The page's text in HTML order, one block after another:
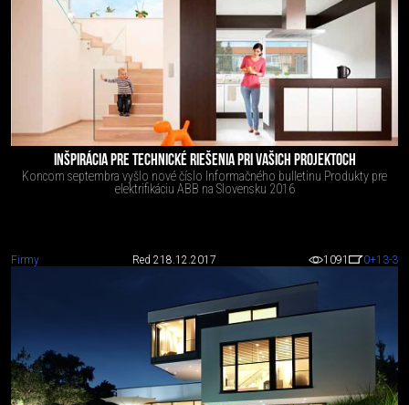
INŠPIRÁCIA PRE TECHNICKÉ RIEŠENIA PRI VAŠICH PROJEKTOCH
Koncom septembra vyšlo nové číslo Informačného bulletinu Produkty pre
elektrifikáciu ABB na Slovensku 2016
Firmy Red 218.12.2017 1091 0+13-3